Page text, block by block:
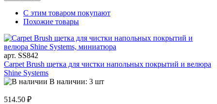
С этим товаром покупают
Похожие товары
арт. SS842
Carpet Brush щетка для чистки напольных покрытий и велюра
Shine Systems
В наличии: 3 шт
514.50 ₽